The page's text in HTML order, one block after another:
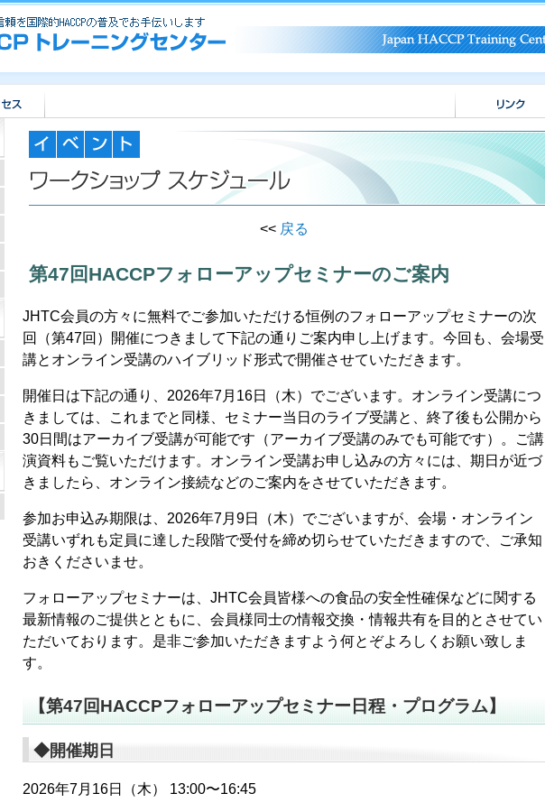
<< 戻る
第47回HACCPフォローアップセミナーのご案内
JHTC会員の方々に無料でご参加いただける恒例のフォローアップセミナーの次
回（第47回）開催につきまして下記の通りご案内申し上げます。今回も、会場受
講とオンライン受講のハイブリッド形式で開催させていただきます。
開催日は下記の通り、2026年7月16日（木）でございます。オンライン受講につ
きましては、これまでと同様、セミナー当日のライブ受講と、終了後も公開から
30日間はアーカイブ受講が可能です（アーカイブ受講のみでも可能です）。ご講
演資料もご覧いただけます。オンライン受講お申し込みの方々には、期日が近づ
きましたら、オンライン接続などのご案内をさせていただきます。
参加お申込み期限は、2026年7月9日（木）でございますが、会場・オンライン
受講いずれも定員に達した段階で受付を締め切らせていただきますので、ご承知
おきくださいませ。
フォローアップセミナーは、JHTC会員皆様への食品の安全性確保などに関する
最新情報のご提供とともに、会員様同士の情報交換・情報共有を目的とさせてい
ただいております。是非ご参加いただきますよう何とぞよろしくお願い致しま
す。
【第47回HACCPフォローアップセミナー日程・プログラム】
◆開催期日
2026年7月16日（木） 13:00〜16:45